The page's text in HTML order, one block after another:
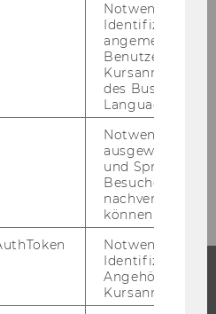
Notwendig zur
Identifizierung
angemeldeten
Benutzers im
des Business
Language
Notwendig um
ausgewählte
und
Besuchers
nachverfolgen
können.
Notwendig zur
Identifizierung
Angehörige/r für
Kursanmeldung.